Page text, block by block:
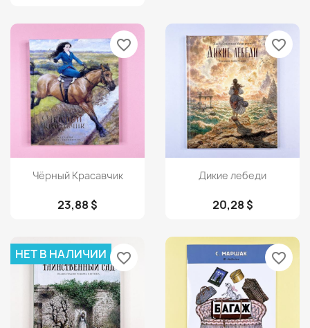
Просмотр
Чёрный Красавчик
23,88 $
favorite_border
Просмотр
Дикие лебеди
20,28 $
favorite_border
НЕТ В НАЛИЧИИ favorite_border favorite_border